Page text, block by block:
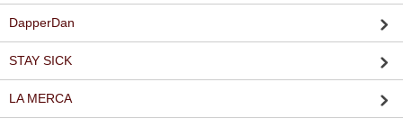
DapperDan
STAY SICK
LA MERCA